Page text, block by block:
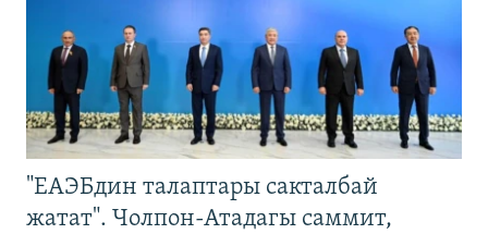
"ЕАЭБдин талаптары сакталбай
жатат". Чолпон-Атадагы саммит,